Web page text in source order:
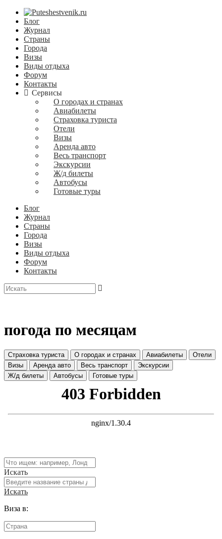
Блог
Журнал
Страны
Города
Визы
Виды отдыха
Форум
Контакты
Сервисы
О городах и странах
Авиабилеты
Страховка туриста
Отели
Визы
Аренда авто
Весь транспорт
Экскурсии
Ж/д билеты
Автобусы
Готовые туры
Блог
Журнал
Страны
Города
Визы
Виды отдыха
Форум
Контакты
погода по месяцам
Страховка туриста О городах и странах Авиабилеты
Отели
Визы
Аренда авто Весь транспорт
Экскурсии
Ж/д билеты
Автобусы Готовые туры
Искать
Искать
Виза в: